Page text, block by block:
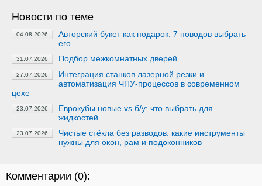
Новости по теме
04.08.2026
Авторский букет как подарок: 7 поводов выбрать
его
31.07.2026 Подбор межкомнатных дверей
27.07.2026
Интеграция станков лазерной резки и
автоматизация ЧПУ-процессов в современном
цехе
23.07.2026
Еврокубы новые vs б/у: что выбрать для
жидкостей
23.07.2026
Чистые стёкла без разводов: какие инструменты
нужны для окон, рам и подоконников
Комментарии (0):